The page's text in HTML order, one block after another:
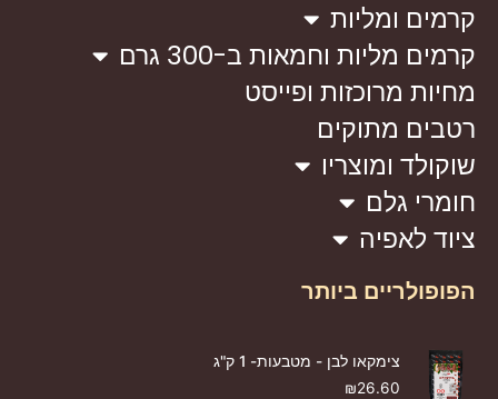
קרמים ומליות
קרמים מליות וחמאות ב-300 גרם
מחיות מרוכזות ופייסט
רטבים מתוקים
שוקולד ומוצריו
חומרי גלם
ציוד לאפיה
הפופולריים ביותר
צימקאו לבן - מטבעות- 1 ק"ג
₪26.60